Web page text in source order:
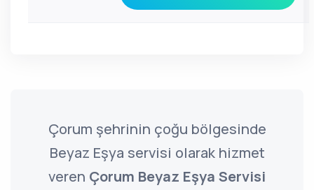
Çorum şehrinin çoğu bölgesinde
Beyaz Eşya servisi olarak hizmet
veren Çorum Beyaz Eşya Servisi